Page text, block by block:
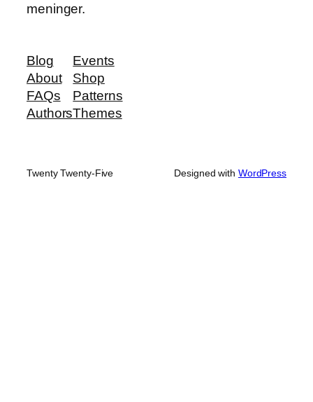
meninger.
Blog
About
FAQs
Authors
Events
Shop
Patterns
Themes
Twenty Twenty-Five Designed with WordPress